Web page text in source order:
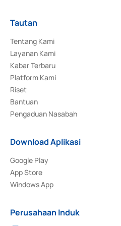
Tautan
Tentang Kami
Layanan Kami
Kabar Terbaru
Platform Kami
Riset
Bantuan
Pengaduan Nasabah
Download Aplikasi
Google Play
App Store
Windows App
Perusahaan Induk